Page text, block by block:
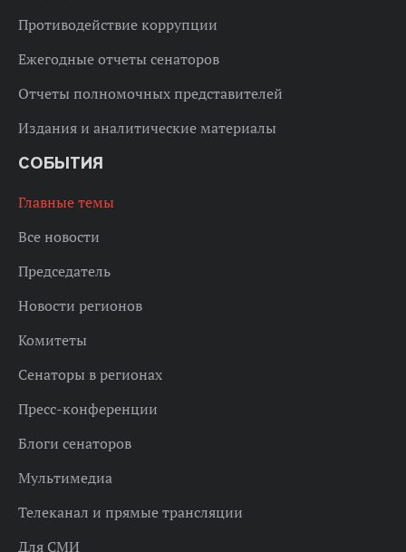
Противодействие коррупции
Ежегодные отчеты сенаторов
Отчеты полномочных представителей
Издания и аналитические материалы
СОБЫТИЯ
Главные темы
Все новости
Председатель
Новости регионов
Комитеты
Сенаторы в регионах
Пресс-конференции
Блоги сенаторов
Мультимедиа
Телеканал и прямые трансляции
Для СМИ